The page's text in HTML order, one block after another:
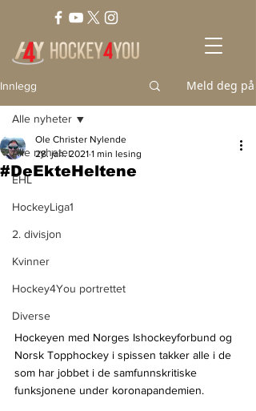
Innlegg Meld deg på
Alle nyheter
EHL
HockeyLiga1
2. divisjon
Kvinner
Hockey4You portrettet
Diverse
Alle nyheter
#DeEkteHeltene
Ole Christer Nylende
28. jan. 2021 1 min lesing
Hockeyen med Norges Ishockeyforbund og
Norsk Topphockey i spissen takker alle i de
som har jobbet i de samfunnskritiske
funksjonene under koronapandemien.